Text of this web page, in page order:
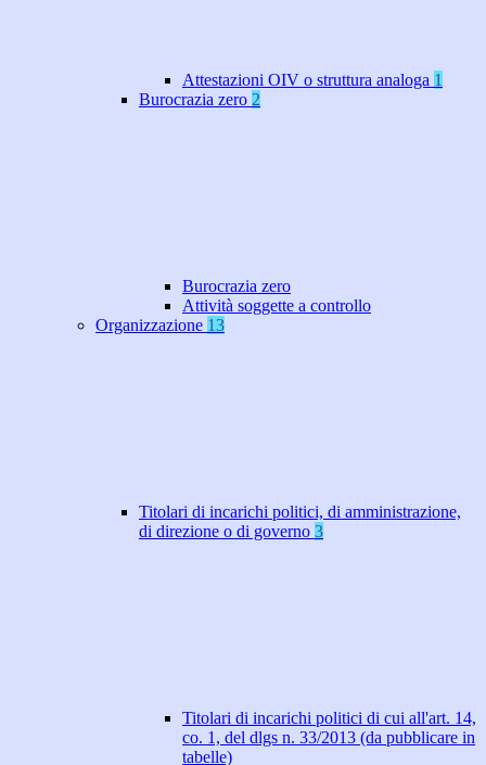
Attestazioni OIV o struttura analoga 1
Burocrazia zero 2
Burocrazia zero
Attività soggette a controllo
Organizzazione 13
Titolari di incarichi politici, di amministrazione,
di direzione o di governo 3
Titolari di incarichi politici di cui all'art. 14,
co. 1, del dlgs n. 33/2013 (da pubblicare in
tabelle)